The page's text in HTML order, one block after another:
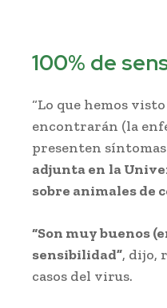
100% de
“Lo que hemos
encontrarán (la
presenten
adjunta en la
sobre animales de
“Son muy buenos
sensibilidad”, dijo,
casos del virus.